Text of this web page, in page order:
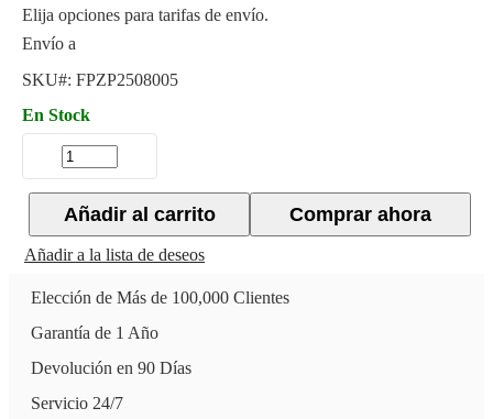
Elija opciones para tarifas de envío.
Envío a
SKU#: FPZP2508005
En Stock
Comprar ahora
Añadir al carrito
Añadir a la lista de deseos
Elección de Más de 100,000 Clientes
Garantía de 1 Año
Devolución en 90 Días
Servicio 24/7